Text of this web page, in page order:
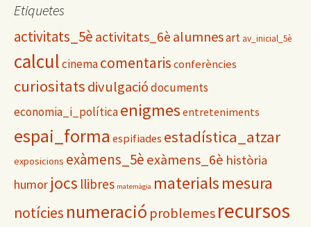
g
r
e
Etiquetes
activitats_5è activitats_6è alumnesart av_inicial_5è
calculcinemacomentarisconferències
curiositatsdivulgaciódocuments
economia_i_políticaenigmes entreteniments
espai_forma espifiades estadística_atzar
exposicions exàmens_5èexàmens_6è història
humor jocs llibres matemàgia materialsmesura
notícies numeració problemesrecursos